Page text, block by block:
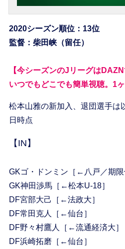
2020シーズン順位：13位
監督：柴田峡（留任）
【今シーズンのJリーグはDAZN
いつでもどこでも簡単視聴。1
松本山雅の新加入、退団選手は
日時点
【IN】
GKゴ・ドンミン［←八戸／期限
GK神田渉馬［←松本U-18］
DF宮部大己［←法政大］
DF常田克人［←仙台］
DF野々村鷹人［←流通経済大］
DF浜崎拓磨［←仙台］